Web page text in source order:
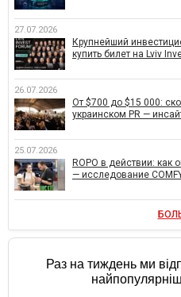
27.07.2026
Крупнейший
купить билет на Lviv
26.07.2026
От $700 до $15 000:
украинском PR —
25.07.2026
ROPO в действии: как
— исследование
Раз на тиждень ми